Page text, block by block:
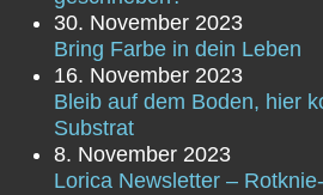
30. November 2023
Bring Farbe in dein Leben
16. November 2023
Bleib auf dem Boden, hier
Substrat
8. November 2023
Lorica Newsletter –